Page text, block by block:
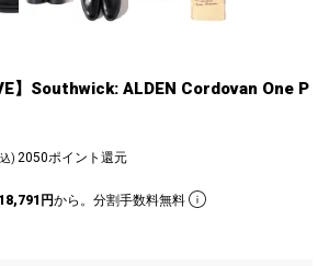
】Southwick: ALDEN Cordovan One P
) 2050ポイント還元
円から。分割手数料無料